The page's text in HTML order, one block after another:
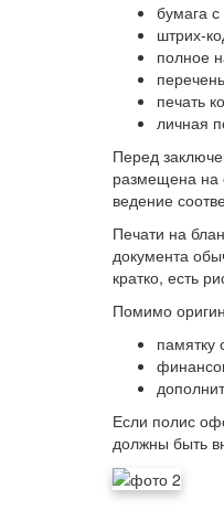
бумага
штрих-
полное
печать
личная
Перед
размещена на
ведение
Печати на
документа
кратко, есть
Помимо
памятку
Если полис
должны быть